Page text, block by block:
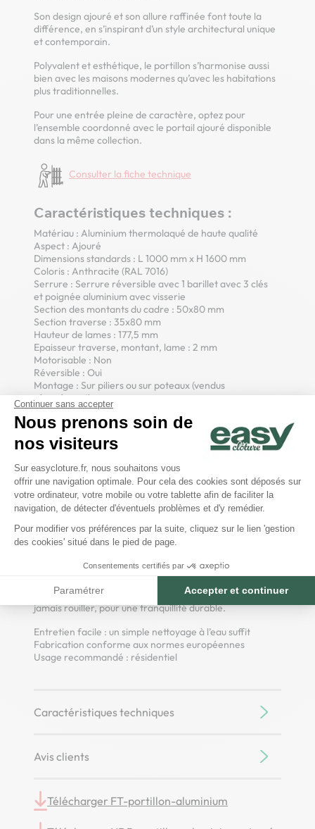
Continuer sans accepter
Nous prenons soin de
nos visiteurs
Plateforme de Gestion du
Sur easycloture.fr, nous souhaitons vous
offrir une navigation optimale. Pour cela des cookies sont déposés sur
votre ordinateur, votre mobile ou votre tablette afin de faciliter la
navigation, de détecter d'éventuels problèmes et d'y remédier.
Pour modifier vos préférences par la suite, cliquez sur le lien 'gestion
des cookies' situé dans le pied de page.
Consentements certifiés par
Paramétrer Accepter et continuer
Axeptio consent
Son design ajouré et son allure raffinée font toute la
différence, en s’inspirant d’un style architectural unique
et contemporain.
Polyvalent et esthétique, le portillon s’harmonise aussi
bien avec les maisons modernes qu’avec les habitations
plus traditionnelles.
Pour une entrée pleine de caractère, optez pour
l’ensemble coordonné avec le portail ajouré disponible
dans la même collection.
Consulter la fiche technique
Caractéristiques techniques :
Matériau : Aluminium thermolaqué de haute qualité
Aspect : Ajouré
Dimensions standards : L 1000 mm x H 1600 mm
Coloris : Anthracite (RAL 7016)
Serrure : Serrure réversible avec 1 barillet avec 3 clés
et poignée aluminium avec visserie
Section des montants du cadre : 50x80 mm
Section traverse : 35x80 mm
Hauteur de lames : 177,5 mm
Epaisseur traverse, montant, lame : 2 mm
Motorisable : Non
Réversible : Oui
Montage : Sur piliers ou sur poteaux (vendus
séparément)
Finitions : Résistant aux intempéries, traitement anti-
corrosion
Livré avec : 1 gond réglable inférieur avec 2 chevilles
M8x60, 1 gond réglable supérieur avec 2 chevilles
M8x60 avec cache gond, 1 batée de réception avec
gâche et 2 chevilles M10x50
Passage utile : 0m92
Avantages portillon ajouré :
Grâce à son design ajouré, ce modèle crée un jeu de
transparence élégant tout en favorisant la circulation
légèreté, solidité et résistance aux intempéries — sans
jamais rouiller, pour une tranquillité durable.
Entretien facile : un simple nettoyage à l’eau suffit
Fabrication conforme aux normes européennes
Usage recommandé : résidentiel
Caractéristiques techniques
Avis clients
Télécharger FT-portillon-aluminium